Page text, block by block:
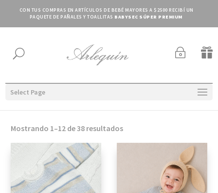
CON TUS COMPRAS EN ARTÍCULOS DE BEBÉ MAYORES A $2500 RECIBÍ UN
PAQUETE DE PAÑALES Y TOALLITAS BABYSEC SÚPER PREMIUM
U ~ 
Select Page
Mostrando 1–12 de 38 resultadosOrdenado
por